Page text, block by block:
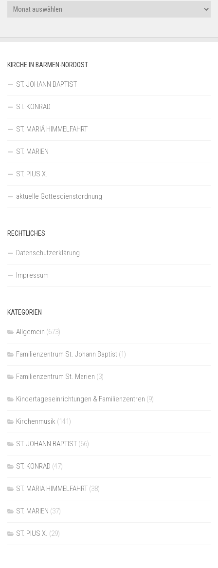
Archiv
KIRCHE IN BARMEN-NORDOST
ST. JOHANN BAPTIST
ST. KONRAD
ST. MARIÄ HIMMELFAHRT
ST. MARIEN
ST. PIUS X.
aktuelle Gottesdienstordnung
RECHTLICHES
Datenschutzerklärung
Impressum
KATEGORIEN
Allgemein (673)
Familienzentrum St. Johann Baptist (1)
Familienzentrum St. Marien (3)
Kindertageseinrichtungen & Familienzentren (9)
Kirchenmusik (141)
ST. JOHANN BAPTIST (66)
ST. KONRAD (47)
ST. MARIÄ HIMMELFAHRT (38)
ST. MARIEN (37)
ST. PIUS X. (29)